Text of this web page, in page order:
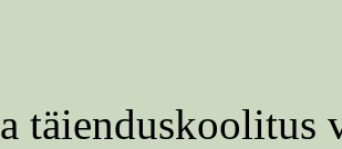
täienduskoolitus